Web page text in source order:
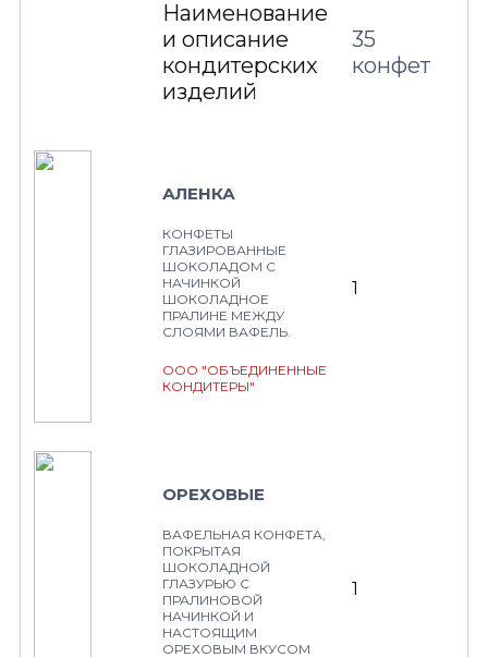
Наименование
и описание
кондитерских
изделий
35
конфет
АЛЕНКА
КОНФЕТЫ
ГЛАЗИРОВАННЫЕ
ШОКОЛАДОМ С
НАЧИНКОЙ
ШОКОЛАДНОЕ
ПРАЛИНЕ МЕЖДУ
СЛОЯМИ ВАФЕЛЬ.
ООО "ОБЪЕДИНЕННЫЕ
КОНДИТЕРЫ"
1
ОРЕХОВЫЕ
ВАФЕЛЬНАЯ КОНФЕТА,
ПОКРЫТАЯ
ШОКОЛАДНОЙ
ГЛАЗУРЬЮ С
ПРАЛИНОВОЙ
НАЧИНКОЙ И
НАСТОЯЩИМ
ОРЕХОВЫМ ВКУСОМ
1